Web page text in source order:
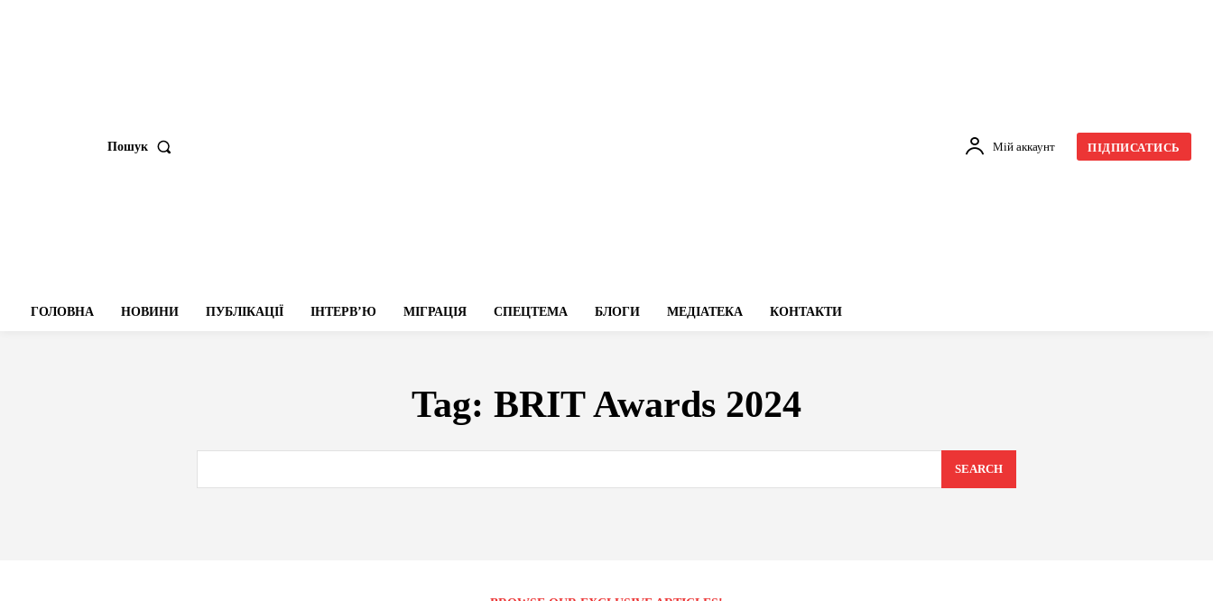
Пошук Мій аккаунт ПІДПИСАТИСЬ
ГОЛОВНА НОВИНИ ПУБЛІКАЦІЇ ІНТЕРВʼЮ МІГРАЦІЯ СПЕЦТЕМА БЛОГИ МЕДІАТЕКА КОНТАКТИ
Tag: BRIT Awards 2024
SEARCH